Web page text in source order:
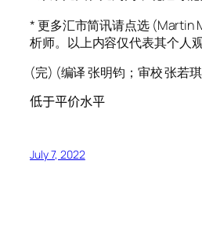
* 更多汇市简讯请点选 (Martin
析师。以上内容仅代表其个人
(完) (编译 张明钧；审校 张若
低于平价水平
July 7, 2022